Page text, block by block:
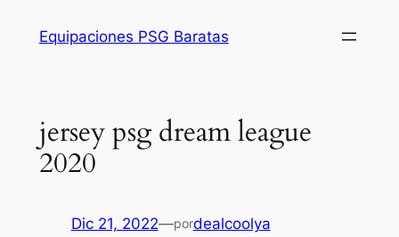
Equipaciones PSG Baratas
jersey psg dream league
2020
Dic 21, 2022—pordealcoolya